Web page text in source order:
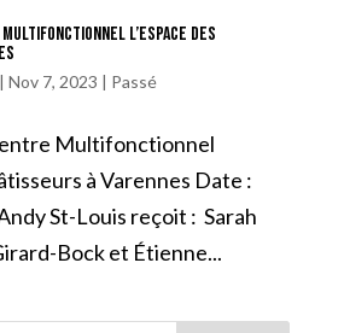
L’Espace des
Nov 7, 2023 | Passé
Multifonctionnel
à Varennes Date :
St-Louis reçoit : Sarah
Bock et Étienne...